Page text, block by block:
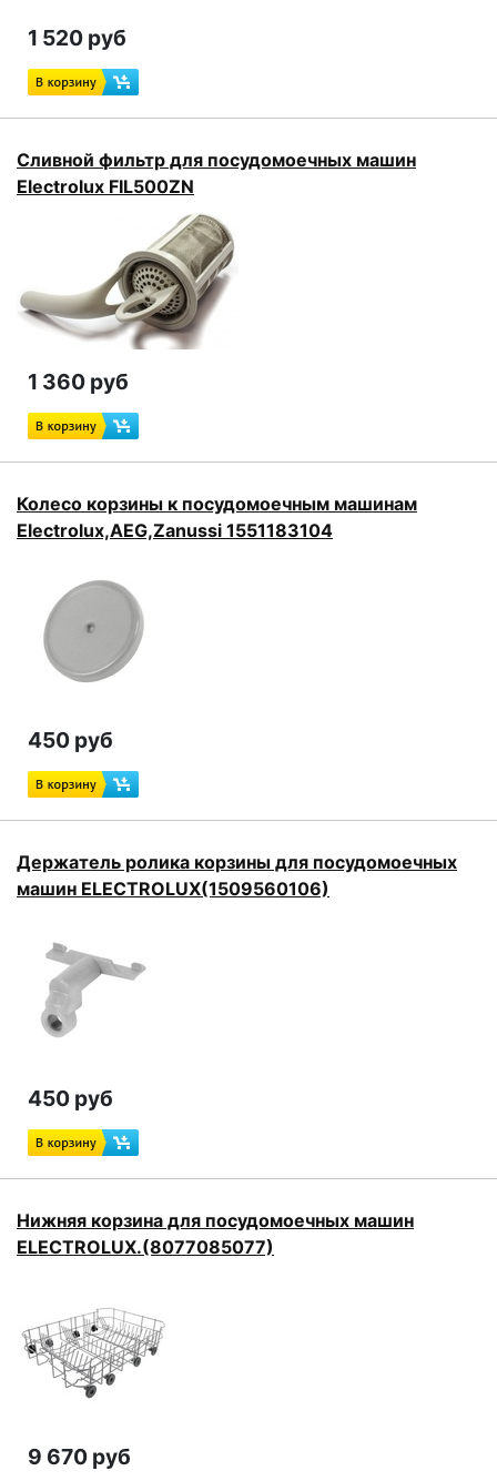
1 520 руб
Сливной фильтр для посудомоечных машин
Electrolux FIL500ZN
1 360 руб
Колесо корзины к посудомоечным машинам
Electrolux,AEG,Zanussi 1551183104
450 руб
Держатель ролика корзины для посудомоечных
машин ELECTROLUX(1509560106)
450 руб
Нижняя корзина для посудомоечных машин
ELECTROLUX.(8077085077)
9 670 руб